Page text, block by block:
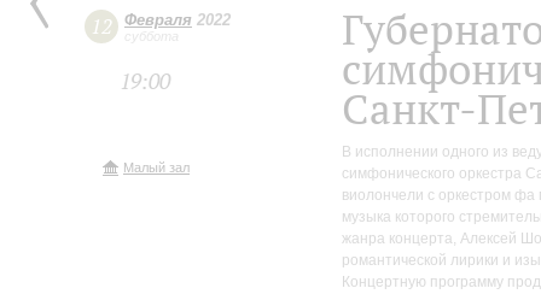
12 Февраля 2022
суббота
19:00
Малый зал
Санкт-
В исполнении одного из
симфонического оркестра
виолончели с оркестром
музыка которого
жанра концерта, Алексей
романтической лирики и
Концертную программу